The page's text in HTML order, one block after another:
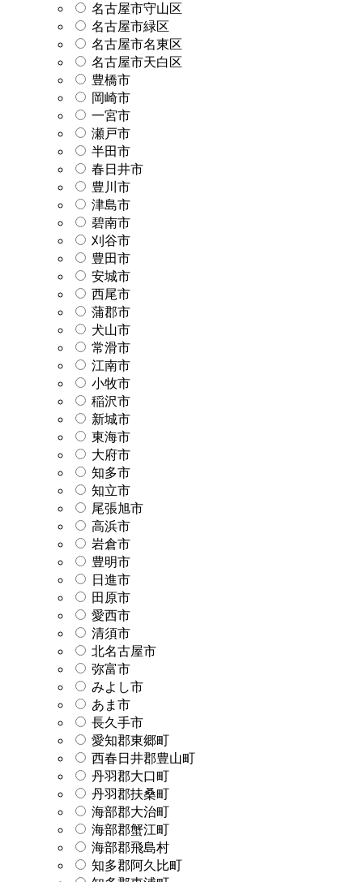
名古屋市守山区
名古屋市緑区
名古屋市名東区
名古屋市天白区
豊橋市
岡崎市
一宮市
瀬戸市
半田市
春日井市
豊川市
津島市
碧南市
刈谷市
豊田市
安城市
西尾市
蒲郡市
犬山市
常滑市
江南市
小牧市
稲沢市
新城市
東海市
大府市
知多市
知立市
尾張旭市
高浜市
岩倉市
豊明市
日進市
田原市
愛西市
清須市
北名古屋市
弥富市
みよし市
あま市
長久手市
愛知郡東郷町
西春日井郡豊山町
丹羽郡大口町
丹羽郡扶桑町
海部郡大治町
海部郡蟹江町
海部郡飛島村
知多郡阿久比町